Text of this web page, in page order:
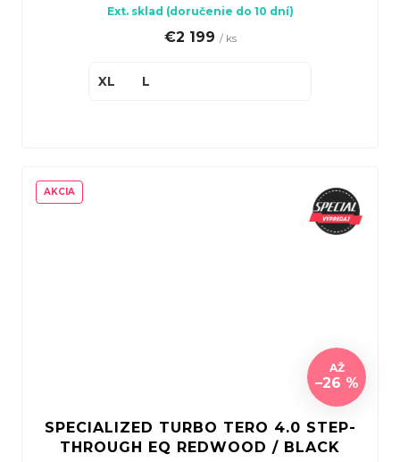
Ext. sklad (doručenie do 10 dní)
€2 199 / ks
XL L
AKCIA
AŽ
–26 %
SPECIALIZED TURBO TERO 4.0 STEP-
THROUGH EQ REDWOOD / BLACK